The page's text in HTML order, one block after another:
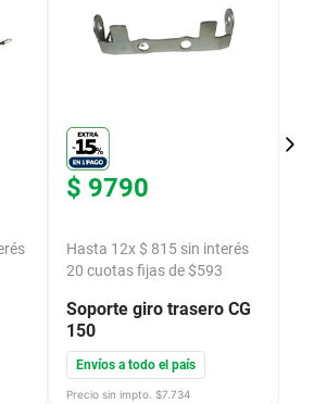
$ 9790
Hasta 12x $ 815sin interés
20 cuotas fijas de $593
Soporte giro trasero CG
150
Envíos a todo el país
Precio sin impto. $7.734